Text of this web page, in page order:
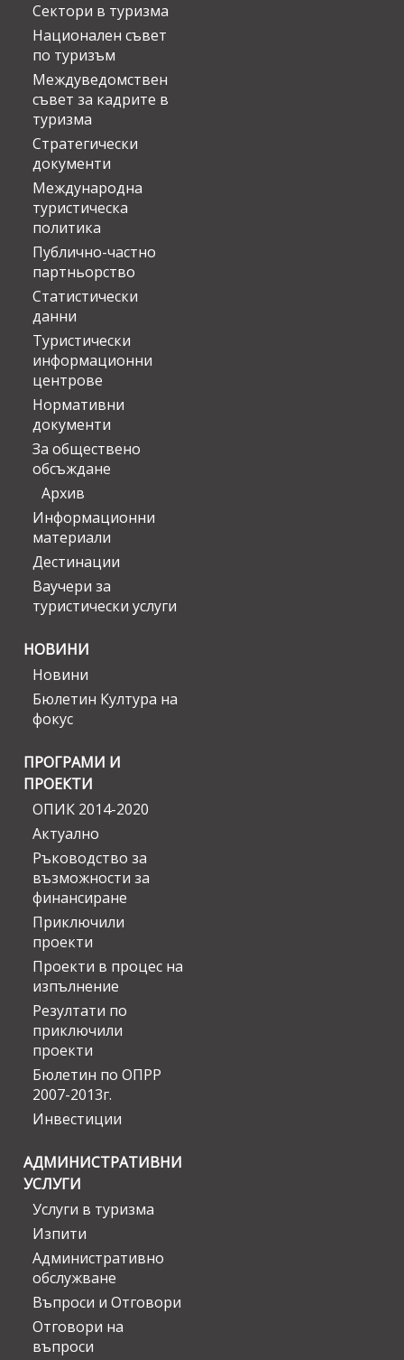
Сектори в туризма
Национален съвет
по туризъм
Междуведомствен
съвет за кадрите в
туризма
Стратегически
документи
Международна
туристическа
политика
Публично-частно
партньорство
Статистически
данни
Туристически
информационни
центрове
Нормативни
документи
За обществено
обсъждане
Архив
Информационни
материали
Дестинации
Ваучери за
туристически услуги
НОВИНИ
Новини
Бюлетин Култура на
фокус
ПРОГРАМИ И
ПРОЕКТИ
ОПИК 2014-2020
Актуално
Ръководство за
възможности за
финансиране
Приключили
проекти
Проекти в процес на
изпълнение
Резултати по
приключили
проекти
Бюлетин по ОПРР
2007-2013г.
Инвестиции
АДМИНИСТРАТИВНИ
УСЛУГИ
Услуги в туризма
Изпити
Административно
обслужване
Въпроси и Отговори
Отговори на
въпроси